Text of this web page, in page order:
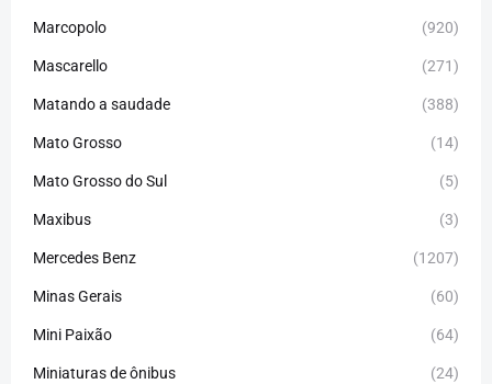
Marcopolo (920)
Mascarello (271)
Matando a saudade (388)
Mato Grosso (14)
Mato Grosso do Sul (5)
Maxibus (3)
Mercedes Benz (1207)
Minas Gerais (60)
Mini Paixão (64)
Miniaturas de ônibus (24)